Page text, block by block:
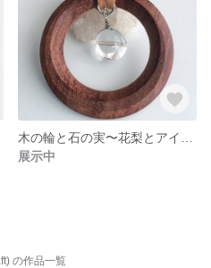
展示中
の作品一覧